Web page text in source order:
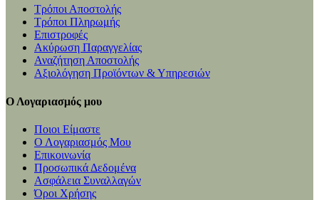
Τρόποι Αποστολής
Τρόποι Πληρωμής
Επιστροφές
Ακύρωση Παραγγελίας
Αναζήτηση Αποστολής
Αξιολόγηση Προϊόντων & Υπηρεσιών
Ο Λογαριασμός μου
Ποιοι Είμαστε
Ο Λογαριασμός Μου
Επικοινωνία
Προσωπικά Δεδομένα
Ασφάλεια Συναλλαγών
Όροι Χρήσης